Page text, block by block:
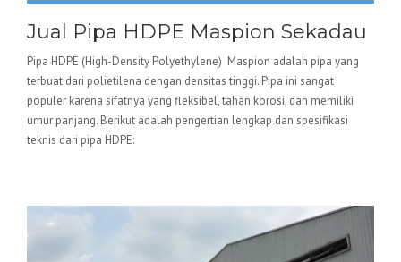
Jual Pipa HDPE Maspion Sekadau
Pipa HDPE (High-Density Polyethylene) Maspion adalah pipa yang
terbuat dari polietilena dengan densitas tinggi. Pipa ini sangat
populer karena sifatnya yang fleksibel, tahan korosi, dan memiliki
umur panjang. Berikut adalah pengertian lengkap dan spesifikasi
teknis dari pipa HDPE: